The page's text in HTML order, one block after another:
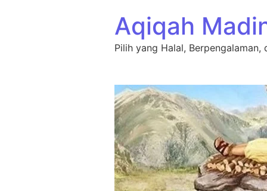
Aqiqah
Pilih yang Halal, Berpengalaman,